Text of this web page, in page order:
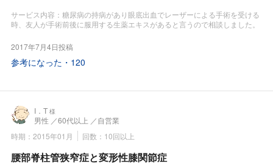
子供のアトピー性皮膚炎はウソのように治癒でき喘息も最近
は発作もなくなりました。
ステロイド吸引剤を主治医より勧められましたが副作用が心
配なので知人に漢方薬局として、すみれ漢方施薬院薬局さん
を紹介してもらって幸いでした。
父母達は、それまで多種多様な健康食品を通販や訪問販売で
購入していましたが、健康食品でも佐藤先生に相談していま
す。
佐藤先生は健康食品でも口から飲んで効果が期待出来るのな
病院での血液検査の結果とかお薬手帳を見せてから体調や生
毎食の内容について漢方的な指導を受けて今までの食事の内
容が正しくなかった事を確認、そして今以上に「処方せん
そしてレーザー治療の日程が確認したら術前の10日間、そし
て術後に主治医から水を呑んでもよいと許可が出た時から
「田七人参」を1日3回、1回1包を空腹時に服用するように言
われました。
田七人参は世界四大人参の一つだそうです。
サービス内容：糖尿病の持病があり眼底出血でレーザーによる手術を受ける
時、友人が手術前後に服用する生薬エキスがあると言うので相談しました。
2017年7月4日投稿
参考になった・ 120
I．T 様
男性 ／60代以上 ／自営業
時期：2015年01月
回数：10回以上
腰部脊柱管狭窄症と変形性膝関節症